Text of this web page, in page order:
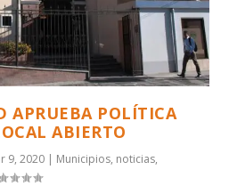
APRUEBA POLÍTICA
ABIERTO
9, 2020 | Municipios, noticias,